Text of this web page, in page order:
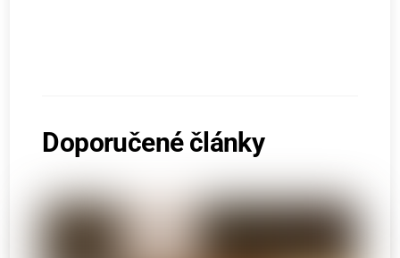
Doporučené články